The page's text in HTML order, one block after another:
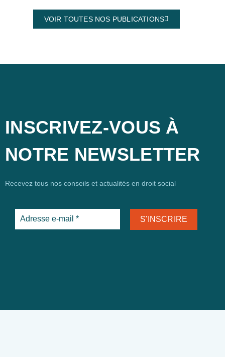
VOIR TOUTES NOS PUBLICATIONS
INSCRIVEZ-VOUS À
NOTRE NEWSLETTER
Recevez tous nos conseils et actualités en droit social